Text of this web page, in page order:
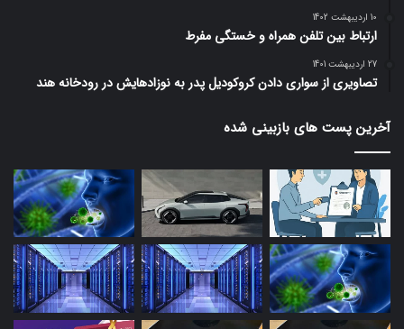
10 اردیبهشت 1402
ارتباط بین تلفن همراه و خستگی مفرط
27 اردیبهشت 1401
تصاویری از سواری دادن کروکودیل پدر به نوزادهایش در رودخانه هند
آخرین پست های بازبینی شده